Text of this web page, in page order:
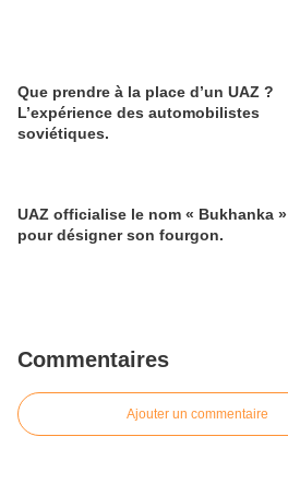
Que prendre à la place d’un UAZ ?
L’expérience des automobilistes
soviétiques.
UAZ officialise le nom « Bukhanka »
pour désigner son fourgon.
Commentaires
Ajouter un commentaire